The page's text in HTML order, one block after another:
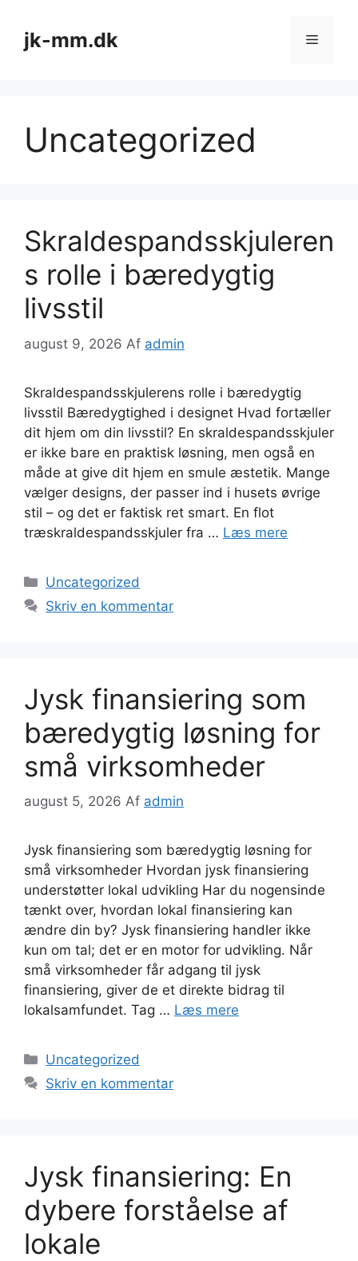
indholdjk-mm.dk Menu
Uncategorized
Skraldespandsskjuleren
s rolle i bæredygtig
livsstil
august 9, 2026 Af admin
Skraldespandsskjulerens rolle i bæredygtig
livsstil Bæredygtighed i designet Hvad fortæller
dit hjem om din livsstil? En skraldespandsskjuler
er ikke bare en praktisk løsning, men også en
måde at give dit hjem en smule æstetik. Mange
vælger designs, der passer ind i husets øvrige
stil – og det er faktisk ret smart. En flot
træskraldespandsskjuler fra … Læs mere
Kategorier
Uncategorized
Skriv en kommentar
Jysk finansiering som
bæredygtig løsning for
små virksomheder
august 5, 2026 Af admin
Jysk finansiering som bæredygtig løsning for
små virksomheder Hvordan jysk finansiering
understøtter lokal udvikling Har du nogensinde
tænkt over, hvordan lokal finansiering kan
ændre din by? Jysk finansiering handler ikke
kun om tal; det er en motor for udvikling. Når
små virksomheder får adgang til jysk
finansiering, giver de et direkte bidrag til
lokalsamfundet. Tag … Læs mere
Kategorier
Uncategorized
Skriv en kommentar
Jysk finansiering: En
dybere forståelse af
lokale